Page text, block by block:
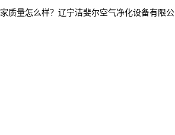
量怎么样？辽宁洁斐尔空气净化设备有